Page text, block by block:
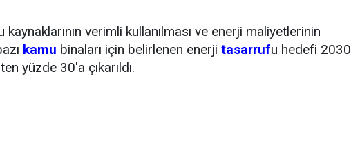
verimli kullanılması ve enerji maliyetlerinin
kamu binaları için belirlenen enerji tasarrufu hedefi 2030
yüzde 30'a çıkarıldı.